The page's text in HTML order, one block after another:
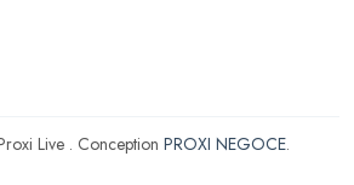
Live . Conception PROXI NEGOCE.